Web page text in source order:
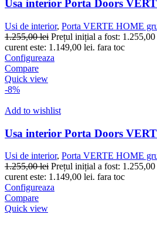
Usa interior Porta Doors
Usi de interior, Porta VERTE HOME
1.255,00lei Prețul inițial a fost: 1.255,00
curent este: 1.149,00 lei. fara toc
Configureaza
Compare
Quick view
-8%
Add to wishlist
Usa interior Porta Doors
Usi de interior, Porta VERTE HOME
1.255,00lei Prețul inițial a fost: 1.255,00
curent este: 1.149,00 lei. fara toc
Configureaza
Compare
Quick view